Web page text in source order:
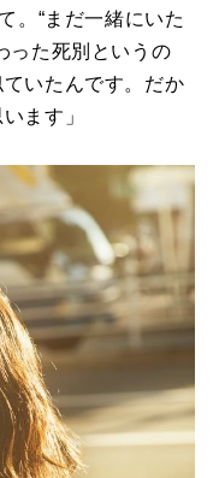
。“まだ一緒にいた
った死別というの
いたんです。だか
ます」